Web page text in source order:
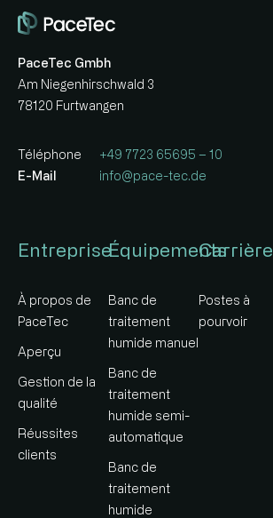
PaceTec Gmbh
Am Niegenhirschwald 3
78120 Furtwangen
Téléphone
E-Mail
+49 7723 65695 – 10
info@pace-tec.de
Entreprise
À propos de
PaceTec
Aperçu
Gestion de la
qualité
Réussites
clients
Équipements
Banc de
traitement
humide manuel
Banc de
traitement
humide semi-
automatique
Banc de
traitement
humide
Carrière
Postes à
pourvoir